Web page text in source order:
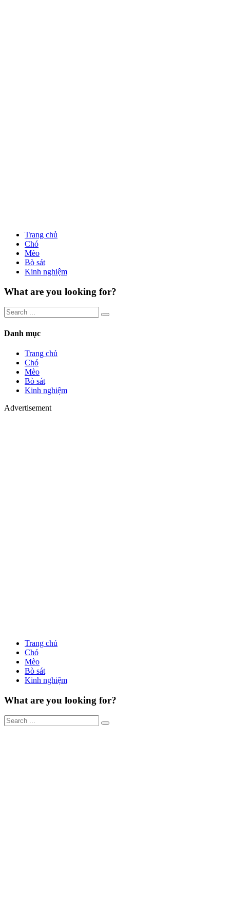
Trang chủ
Chó
Mèo
Bò sát
Kinh nghiệm
What are you looking for?
Danh mục
Trang chủ
Chó
Mèo
Bò sát
Kinh nghiệm
Advertisement
Trang chủ
Chó
Mèo
Bò sát
Kinh nghiệm
What are you looking for?